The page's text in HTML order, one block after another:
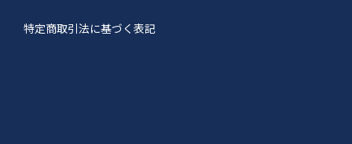
特定商取引法に基づく表記